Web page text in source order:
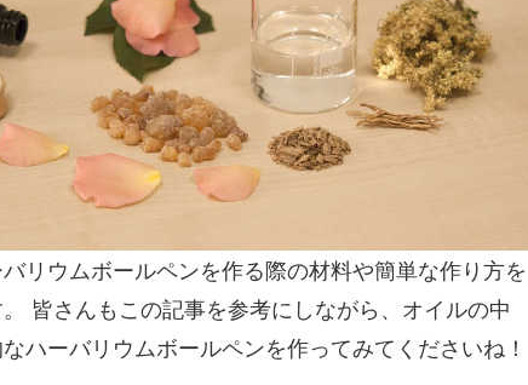
リウムボールペンを作る際の材料や簡単な作り方を
皆さんもこの記事を参考にしながら、オイルの中
ハーバリウムボールペンを作ってみてくださいね！